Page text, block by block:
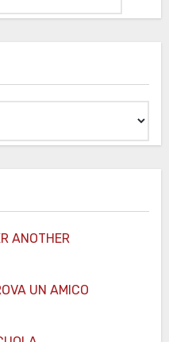
ANOTHER
UN AMICO